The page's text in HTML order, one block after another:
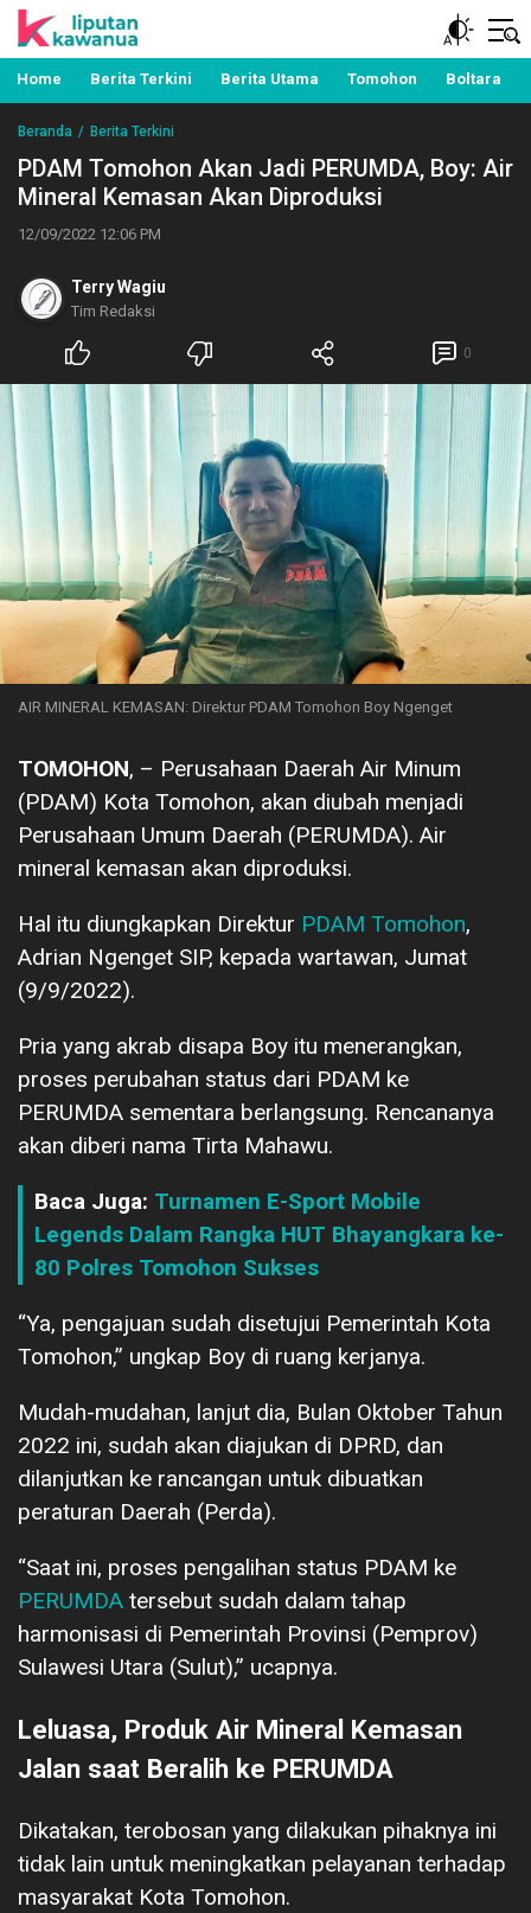
Liputan Kawanua
Berita Manado, Sulawesi Utara, Kawanua, Politik,
Pemerintahan, Hukum Kriminal dan Nasional
Home Berita Terkini Berita Utama Tomohon Boltara
Beranda Berita Terkini
PDAM Tomohon Akan Jadi PERUMDA, Boy: Air
Mineral Kemasan Akan Diproduksi
12/09/2022 12:06 PM
Terry Wagiu
Tim Redaksi
0
AIR MINERAL KEMASAN: Direktur PDAM Tomohon Boy Ngenget
TOMOHON, – Perusahaan Daerah Air Minum
(PDAM) Kota Tomohon, akan diubah menjadi
Perusahaan Umum Daerah (PERUMDA). Air
mineral kemasan akan diproduksi.
Hal itu diungkapkan Direktur PDAM Tomohon,
Adrian Ngenget SIP, kepada wartawan, Jumat
(9/9/2022).
Pria yang akrab disapa Boy itu menerangkan,
proses perubahan status dari PDAM ke
PERUMDA sementara berlangsung. Rencananya
akan diberi nama Tirta Mahawu.
Baca Juga: Turnamen E-Sport Mobile
Legends Dalam Rangka HUT Bhayangkara ke-
80 Polres Tomohon Sukses
“Ya, pengajuan sudah disetujui Pemerintah Kota
Tomohon,” ungkap Boy di ruang kerjanya.
Mudah-mudahan, lanjut dia, Bulan Oktober Tahun
2022 ini, sudah akan diajukan di DPRD, dan
dilanjutkan ke rancangan untuk dibuatkan
peraturan Daerah (Perda).
“Saat ini, proses pengalihan status PDAM ke
PERUMDA tersebut sudah dalam tahap
harmonisasi di Pemerintah Provinsi (Pemprov)
Sulawesi Utara (Sulut),” ucapnya.
Leluasa, Produk Air Mineral Kemasan
Jalan saat Beralih ke PERUMDA
Dikatakan, terobosan yang dilakukan pihaknya ini
tidak lain untuk meningkatkan pelayanan terhadap
masyarakat Kota Tomohon.